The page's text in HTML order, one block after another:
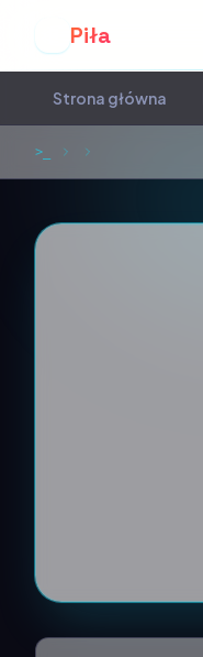
Piła
Strona główna
>_